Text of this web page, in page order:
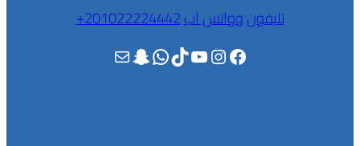
تليفونوواتس اب201022224442+
فيسبوك إنستجرام يوتيوبتيك توك واتسابسناب شات بريد